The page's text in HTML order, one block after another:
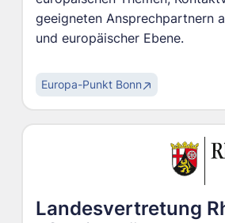
geeigneten Ansprechpartnern
und europäischer Ebene.
Europa-Punkt Bonn
Landesvertretung